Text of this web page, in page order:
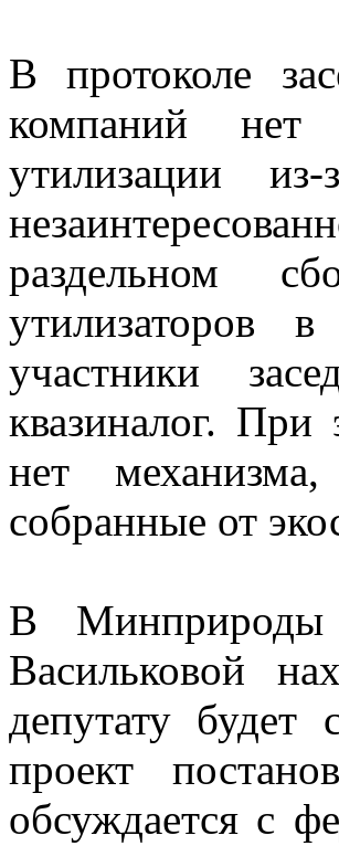
В протоколе
компаний нет
утилизации
раздельном
утилизаторов
участники
квазиналог. При
нет
собранные от
В
Васильковой
депутату будет
проект
обсуждается с